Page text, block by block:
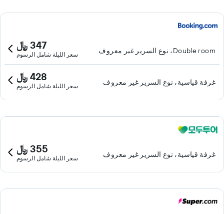
Double room، نوع السرير غير معروف 347 ﷼
سعر الليلة شامل الرسوم
غرفة قياسية، نوع السرير غير معروف 428 ﷼
سعر الليلة شامل الرسوم
غرفة قياسية، نوع السرير غير معروف 355 ﷼
سعر الليلة شامل الرسوم